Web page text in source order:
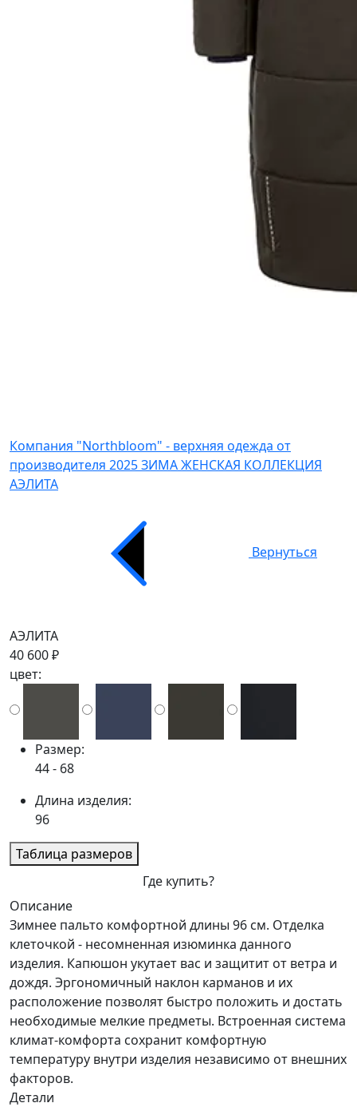
Компания "Northbloom" - верхняя одежда от
производителя 2025 ЗИМА ЖЕНСКАЯ КОЛЛЕКЦИЯ
АЭЛИТА
Вернуться
АЭЛИТА
40 600 ₽
цвет:
Размер:
44 - 68
Длина изделия:
96
Таблица размеров
Где купить?
Описание
Зимнее пальто комфортной длины 96 см. Отделка
клеточкой - несомненная изюминка данного
изделия. Капюшон укутает вас и защитит от ветра и
дождя. Эргономичный наклон карманов и их
расположение позволят быстро положить и достать
необходимые мелкие предметы. Встроенная система
климат-комфорта сохранит комфортную
температуру внутри изделия независимо от внешних
факторов.
Детали